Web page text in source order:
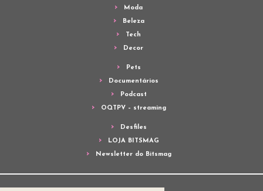
Moda
Beleza
Tech
Decor
Pets
Documentários
Podcast
OQTPV – streaming
Desfiles
LOJA BITSMAG
Newsletter do Bitsmag